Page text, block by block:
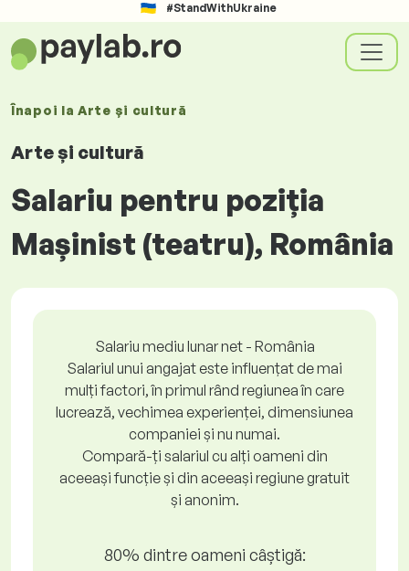
#StandWithUkraine
Înapoi la Arte și cultură
Arte și cultură
Salariu pentru poziția
Mașinist (teatru), România
Salariu mediu lunar net - România
Salariul unui angajat este influențat de mai
mulți factori, în primul rând regiunea în care
lucrează, vechimea experienței, dimensiunea
companiei și nu numai.
Compară-ți salariul cu alți oameni din
aceeași funcție și din aceeași regiune gratuit
și anonim.
80% dintre oameni câștigă: